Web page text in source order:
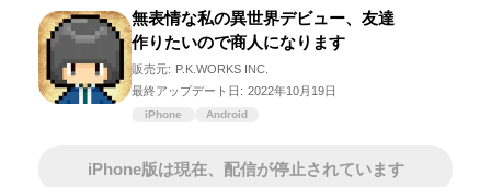
無表情な私の異世界デビュー、友達
作りたいので商人になります
販売元: P.K.WORKS INC.
最終アップデート日: 2022年10月19日
iPhone Android
iPhone版は現在、配信が停止されています